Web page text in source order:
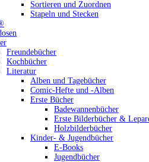
Sortieren und Zuordnen
Stapeln und Stecken
Freundebücher
Kochbücher
Literatur
Alben und Tagebücher
Comic-Hefte und -Alben
Erste Bücher
Badewannenbücher
Erste Bilderbücher &
Holzbilderbücher
Kinder- & Jugendbücher
E-Books
Jugendbücher